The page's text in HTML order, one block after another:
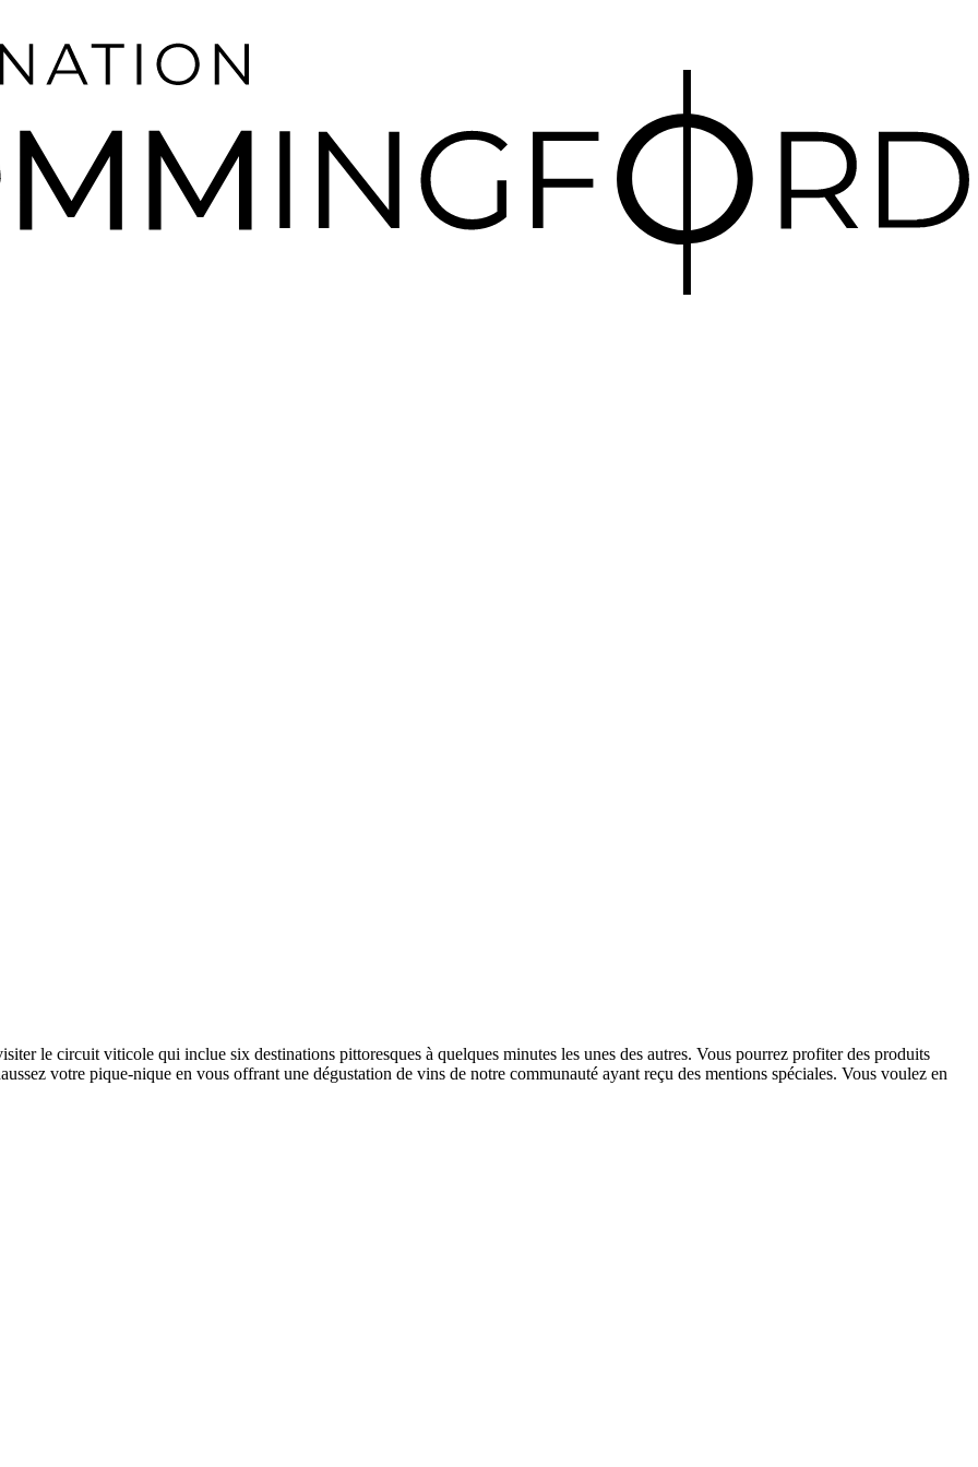
le circuit viticole qui inclue six destinations pittoresques à quelques minutes les unes des autres. Vous pourrez profiter des produits
votre pique-nique en vous offrant une dégustation de vins de notre communauté ayant reçu des mentions spéciales. Vous voulez en